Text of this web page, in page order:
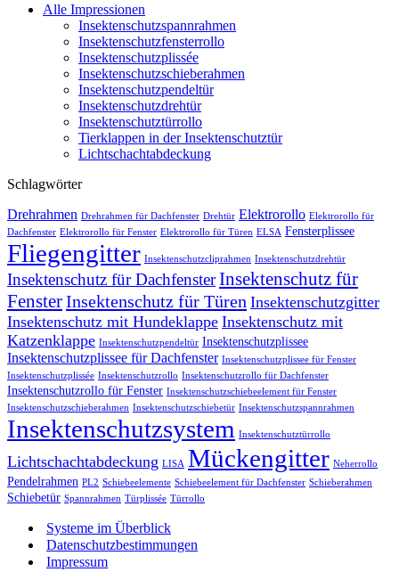
Alle Impressionen
Insektenschutzspannrahmen
Insektenschutzfensterrollo
Insektenschutzplissée
Insektenschutzschieberahmen
Insektenschutzpendeltür
Insektenschutzdrehtür
Insektenschutztürrollo
Tierklappen in der Insektenschutztür
Lichtschachtabdeckung
Schlagwörter
Drehrahmen Drehrahmen für Dachfenster Drehtür Elektrorollo Elektrorollo für
Dachfenster Elektrorollo für Fenster Elektrorollo für Türen ELSA Fensterplissee
Fliegengitter Insektenschutzcliprahmen Insektenschutzdrehtür
Insektenschutz für DachfensterInsektenschutz für
FensterInsektenschutz für Türen Insektenschutzgitter
Insektenschutz mit Hundeklappe Insektenschutz mit
Katzenklappe Insektenschutzpendeltür Insektenschutzplissee
Insektenschutzplissee für Dachfenster Insektenschutzplissee für Fenster
Insektenschutzplissée Insektenschutzrollo Insektenschutzrollo für Dachfenster
Insektenschutzrollo für Fenster Insektenschutzschiebeelement für Fenster
Insektenschutzschieberahmen Insektenschutzschiebetür Insektenschutzspannrahmen
Insektenschutzsystem Insektenschutztürrollo
Lichtschachtabdeckung LISA Mückengitter Neherrollo
Pendelrahmen PL2 Schiebeelemente Schiebeelement für Dachfenster Schieberahmen
Schiebetür Spannrahmen Türplissée Türrollo
Systeme im Überblick
Datenschutzbestimmungen
Impressum